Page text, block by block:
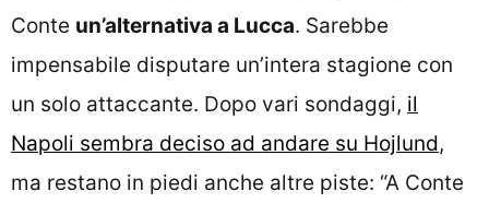
Conte un’alternativa a Lucca. Sarebbe
impensabile disputare un’intera stagione con
un solo attaccante. Dopo vari sondaggi, il
Napoli sembra deciso ad andare su Hojlund,
ma restano in piedi anche altre piste: “A Conte